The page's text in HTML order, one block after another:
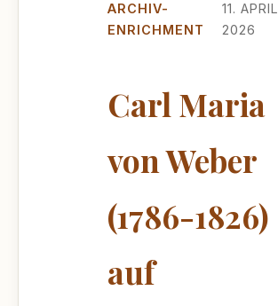
ARCHIV-
ENRICHMENT
11. APRIL
2026
Carl Maria
von Weber
(1786-1826)
auf